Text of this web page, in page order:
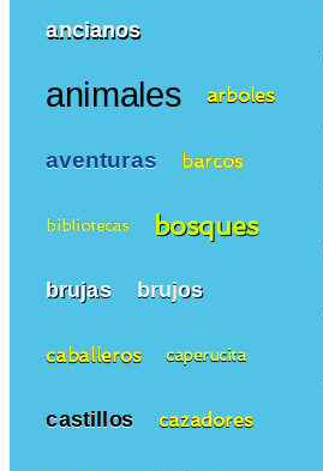
ancianos
animales arboles
aventuras barcos
bibliotecas bosques
brujas brujos
caballeros caperucita
castillos cazadores